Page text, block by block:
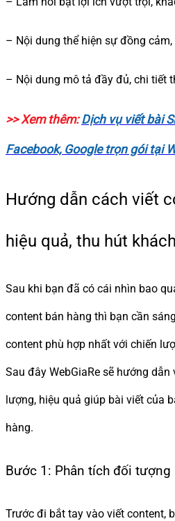
– Nội dung thể hiện sự đồng
– Nội dung mô tả đầy đủ, chi tiết
>> Xem thêm: Dịch vụ viết bài
Facebook, Google trọn gói tại
Hướng dẫn cách viết
hiệu quả, thu hút
Sau khi bạn đã có cái nhìn bao
content bán hàng thì bạn cần
content phù hợp nhất với chiến
Sau đây WebGiaRe sẽ hướng
lượng, hiệu quả giúp bài viết của
hàng.
Bước 1: Phân tích đối tượng
Trước đi bắt tay vào viết content,